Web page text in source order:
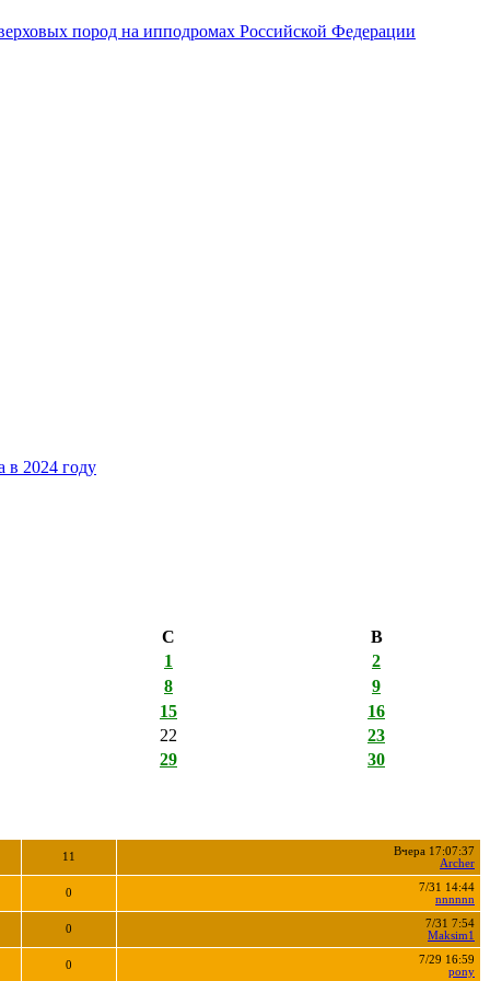
пород на ипподромах Российской Федерации
2024 году
С
В
1
2
8
9
15
16
22
23
29
30
11
Вчера 17:07:37
Archer
0
7/31 14:44
nnnnnn
0
7/31 7:54
Maksim1
0
7/29 16:59
pony